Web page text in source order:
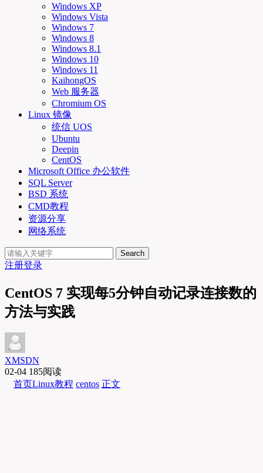
Windows XP
Windows Vista
Windows 7
Windows 8
Windows 8.1
Windows 10
Windows 11
KaihongOS
Web 服务器
Chromium OS
Linux 镜像
统信 UOS
Ubuntu
Deepin
CentOS
Microsoft Office 办公软件
SQL Server
BSD 系统
CMD教程
资源分享
网络系统
Search
注册登录
CentOS 7 实现每5分钟自动记录连接数的
方法与实践
XMSDN
02-04 185阅读
首页Linux教程 centos 正文